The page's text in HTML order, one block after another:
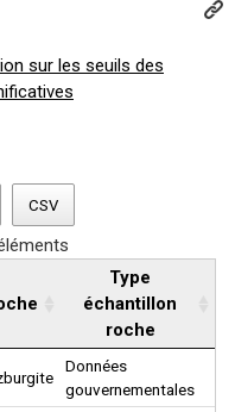
sur les seuils des
CSV
Type
échantillon
roche
Données
gouvernementales